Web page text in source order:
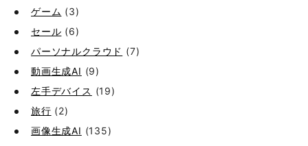
ゲーム (3)
セール (6)
パーソナルクラウド (7)
動画生成AI (9)
左手デバイス (19)
旅行 (2)
画像生成AI (135)